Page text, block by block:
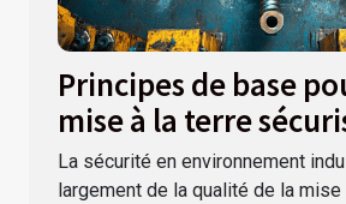
Principes de base
mise à la terre
environnement
La sécurité en environnement
largement de la qualité de la mise